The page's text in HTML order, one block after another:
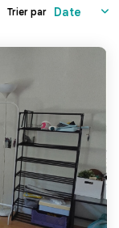
Trier par